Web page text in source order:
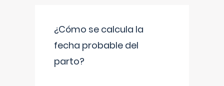
¿Cómo se calcula la
fecha probable del
parto?